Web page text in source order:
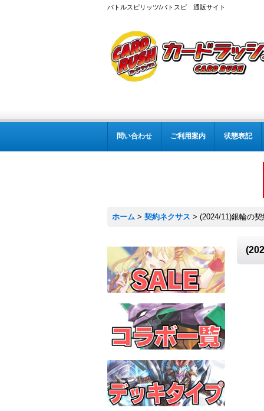
バトルスピリッツ/バトスピ 通販サイト
問い合わせ ご利用案内 状態表記
ホーム > 契約ネクサス > (2024/11)銀輪の